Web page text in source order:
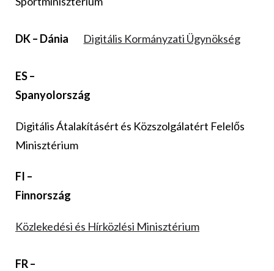
DK – Dánia Digitális Kormányzati Ügynökség
ES –
Spanyolország
Digitális Átalakításért és Közszolgálatért Felelős
Minisztérium
FI –
Finnország
Közlekedési és Hírközlési Minisztérium
FR –